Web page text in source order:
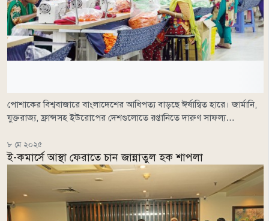
পোশাকের বিশ্ববাজারে বাংলাদেশের আধিপত্য বাড়ছে ঈর্ষান্বিত হারে। জার্মানি,
যুক্তরাজ্য, ফ্রান্সসহ ইউরোপের দেশগুলোতে রপ্তানিতে দারুণ সাফল্য…
৮ মে ২০২৫
ই-কমার্সে আস্থা ফেরাতে চান জান্নাতুল হক শাপলা